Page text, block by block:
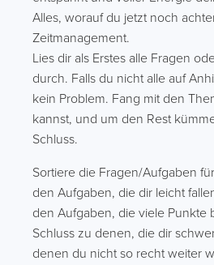
Alles, worauf du jetzt noch
Zeitmanagement.
Lies dir als Erstes alle Fragen
durch. Falls du nicht alle auf
kein Problem. Fang mit den
kannst, und um den Rest
Schluss.
Sortiere die Fragen/Aufgaben
den Aufgaben, die dir leicht
den Aufgaben, die viele Punkte
Schluss zu denen, die dir
denen du nicht so recht weiter